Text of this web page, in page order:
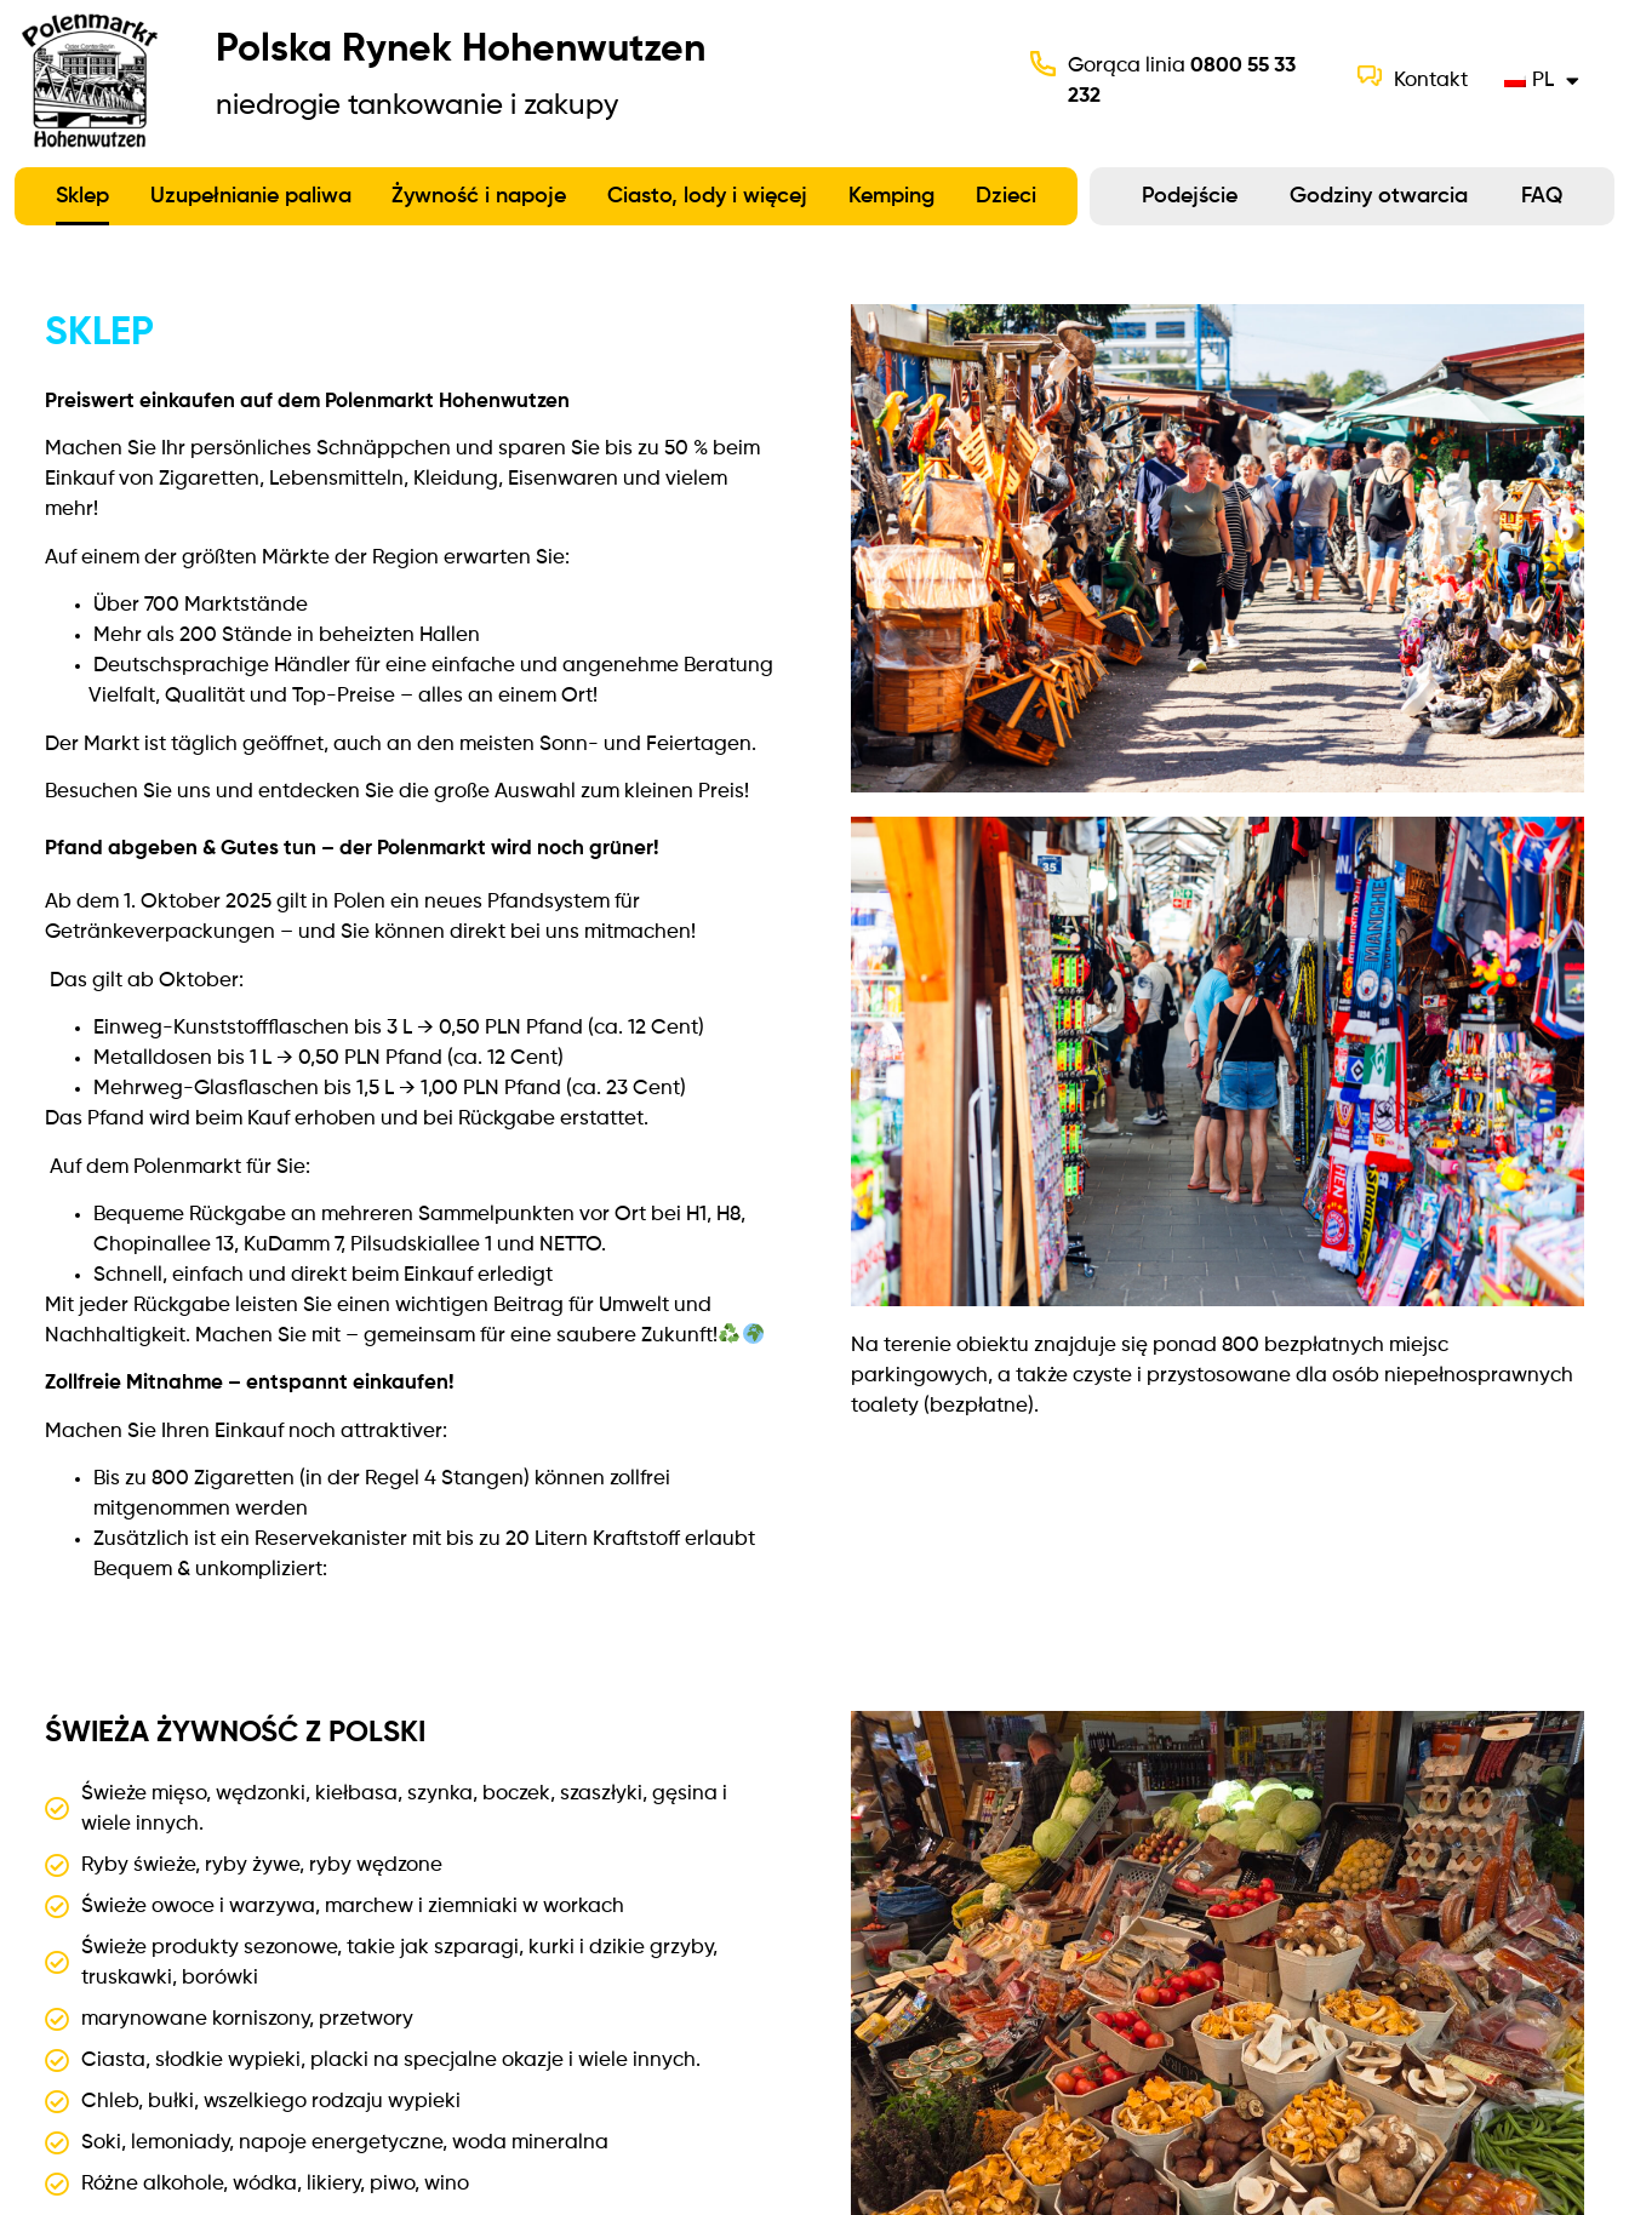
Polska Rynek Hohenwutzen
niedrogie tankowanie i zakupy
Gorąca linia0800 55 33
232
Kontakt PL
Sklep Uzupełnianie paliwa Żywność i napoje Ciasto, lody i więcej Kemping Dzieci Podejście Godziny otwarcia FAQ
SKLEP
Preiswert einkaufen auf dem Polenmarkt Hohenwutzen
Machen Sie Ihr persönliches Schnäppchen und sparen Sie bis zu 50 % beim
Einkauf von Zigaretten, Lebensmitteln, Kleidung, Eisenwaren und vielem
mehr!
Auf einem der größten Märkte der Region erwarten Sie:
Über 700 Marktstände
Mehr als 200 Stände in beheizten Hallen
Deutschsprachige Händler für eine einfache und angenehme Beratung
Vielfalt, Qualität und Top-Preise – alles an einem Ort!
Der Markt ist täglich geöffnet, auch an den meisten Sonn- und Feiertagen.
Besuchen Sie uns und entdecken Sie die große Auswahl zum kleinen Preis!
Pfand abgeben & Gutes tun – der Polenmarkt wird noch grüner!
Ab dem 1. Oktober 2025 gilt in Polen ein neues Pfandsystem für
Getränkeverpackungen – und Sie können direkt bei uns mitmachen!
Das gilt ab Oktober:
Einweg-Kunststoffflaschen bis 3 L → 0,50 PLN Pfand (ca. 12 Cent)
Metalldosen bis 1 L → 0,50 PLN Pfand (ca. 12 Cent)
Mehrweg-Glasflaschen bis 1,5 L → 1,00 PLN Pfand (ca. 23 Cent)
Das Pfand wird beim Kauf erhoben und bei Rückgabe erstattet.
Auf dem Polenmarkt für Sie:
Bequeme Rückgabe an mehreren Sammelpunkten vor Ort bei H1, H8,
Chopinallee 13, KuDamm 7, Pilsudskiallee 1 und NETTO.
Schnell, einfach und direkt beim Einkauf erledigt
Mit jeder Rückgabe leisten Sie einen wichtigen Beitrag für Umwelt und
Nachhaltigkeit. Machen Sie mit – gemeinsam für eine saubere Zukunft!
Zollfreie Mitnahme – entspannt einkaufen!
Machen Sie Ihren Einkauf noch attraktiver:
Bis zu 800 Zigaretten (in der Regel 4 Stangen) können zollfrei
mitgenommen werden
Zusätzlich ist ein Reservekanister mit bis zu 20 Litern Kraftstoff erlaubt
Bequem & unkompliziert:
Na terenie obiektu znajduje się ponad 800 bezpłatnych miejsc
parkingowych, a także czyste i przystosowane dla osób niepełnosprawnych
toalety (bezpłatne).
ŚWIEŻA ŻYWNOŚĆ Z POLSKI
Świeże mięso, wędzonki, kiełbasa, szynka, boczek, szaszłyki, gęsina i
wiele innych.
Ryby świeże, ryby żywe, ryby wędzone
Świeże owoce i warzywa, marchew i ziemniaki w workach
Świeże produkty sezonowe, takie jak szparagi, kurki i dzikie grzyby,
truskawki, borówki
marynowane korniszony, przetwory
Ciasta, słodkie wypieki, placki na specjalne okazje i wiele innych.
Chleb, bułki, wszelkiego rodzaju wypieki
Soki, lemoniady, napoje energetyczne, woda mineralna
Różne alkohole, wódka, likiery, piwo, wino